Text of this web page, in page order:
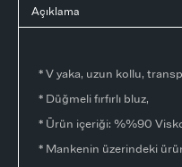
Açıklama
* V yaka, uzun kollu,
* Düğmeli fırfırlı bluz,
* Ürün içeriği: %%90
* Mankenin üzerindeki